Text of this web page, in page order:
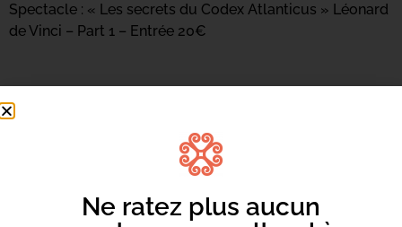
Spectacle : « Les secrets du Codex Atlanticus » Léonard
de Vinci – Part 1 – Entrée 20€
Infos | 04 95 31 16 94 |
Ne ratez plus aucun